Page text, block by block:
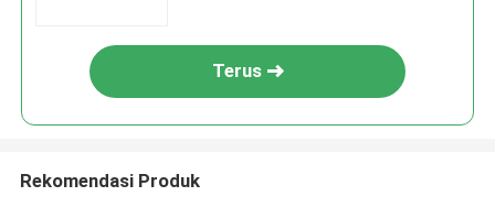
Terus
Rekomendasi Produk